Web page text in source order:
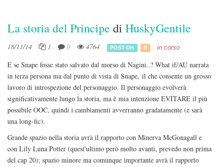
La storia del Principe di HuskyGentile
18/11/14 1 0 4764 POST-DH R in corso
E se Snape fosse stato salvato dal morso di Nagini..? What if/AU narrata
in terza persona ma dal punto di vista di Snape, il che consente un grosso
lavoro di introspezione del personaggio. Il personaggio evolverà
significativamente lungo la storia, ma è mia intenzione EVITARE il più
possibile OOC, quindi i cambiamenti avverranno gradatamente (e sarà
una long-fic).
Grande spazio nella storia avrà il rapporto con Minerva McGonagall e
con Lily Luna Potter (quest'ultimo però molto avanti, prevedo non prima
del cap 20); spazio minore ma comunque importante avrà il rapporto